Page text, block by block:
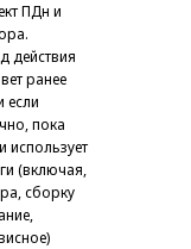
ПДн и
действия
ранее
если
пока
использует
(включая,
сборку